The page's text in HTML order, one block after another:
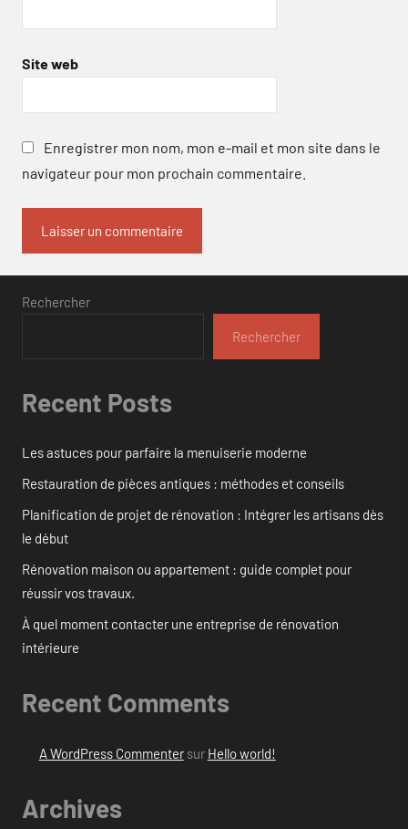
Site web
Enregistrer mon nom, mon e-mail et mon site dans le
navigateur pour mon prochain commentaire.
Rechercher
Rechercher
Recent Posts
Les astuces pour parfaire la menuiserie moderne
Restauration de pièces antiques : méthodes et conseils
Planification de projet de rénovation : Intégrer les artisans dès
le début
Rénovation maison ou appartement : guide complet pour
réussir vos travaux.
À quel moment contacter une entreprise de rénovation
intérieure
Recent Comments
A WordPress Commentersur Hello world!
Archives